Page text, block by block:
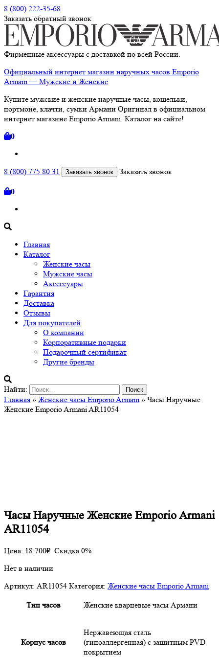
8 (800) 222-35-68
Заказать обратный звонок
Фирменные аксессуары с доставкой по всей России.
Официальный интернет магазин наручных часов Emporio
Armani — Мужские и Женские
Купите мужские и женские наручные часы, кошельки,
портмоне, клачти, сумки Армани Оригинал в официальном
интернет магазине Emporio Armani. Каталог на сайте!
0
8 (800) 775 80 31 Заказать звонок Заказать звонок
0
Главная
Каталог
Женские часы
Мужские часы
Аксессуары
Гарантия
Доставка
Отзывы
Для покупателей
О компании
Корпоративные подарки
Подарочный сертификат
Другие бренды
Найти:
Главная » Женские часы Emporio Armani » Часы Наручные
Женские Emporio Armani AR11054
Часы Наручные Женские Emporio Armani
AR11054
Цена: 18 700₽ Скидка 0%
Нет в наличии
Артикул: AR11054 Категория: Женские часы Emporio Armani
Тип часов Женские кварцевые часы Армани
Корпус часов
Нержавеющая сталь
(гипоаллергенная) с защитным PVD
покрытием